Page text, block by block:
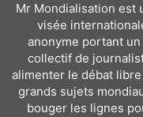
Mr Mondialisation est
visée
anonyme portant
collectif de
alimenter le débat
grands sujets
bouger les lignes